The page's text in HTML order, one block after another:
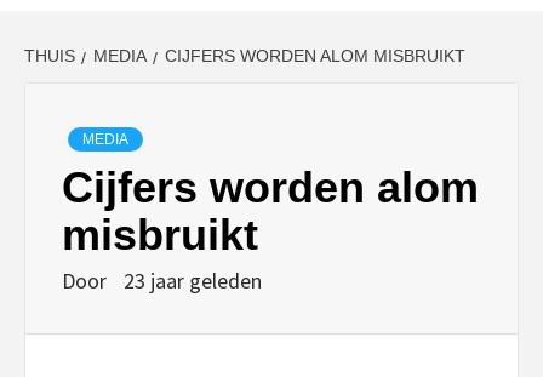
THUIS MEDIA CIJFERS WORDEN ALOM MISBRUIKT
MEDIA
Cijfers worden alom
misbruikt
Door 23 jaar geleden